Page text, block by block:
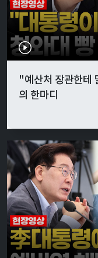
"예산처 장관한테
의 한마디